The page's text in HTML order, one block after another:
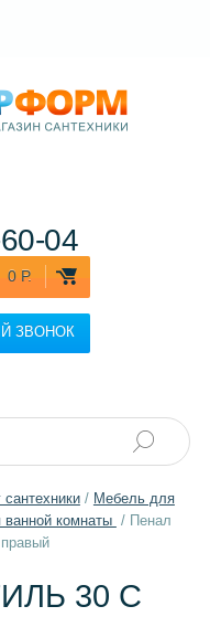
0 Р.
ЗВОНОК
04
сантехники/ Мебель для
комнаты / Пенал
30 С